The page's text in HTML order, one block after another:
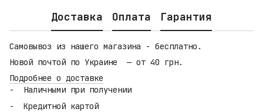
Доставка Оплата Гарантия
Самовывоз из нашего магазина - бесплатно.
Новой почтой по Украине — от 40 грн.
Подробнее о доставке
Наличными при получении
Кредитной картой